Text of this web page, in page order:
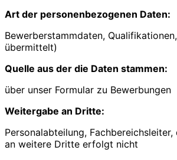
Art der personenbezogenen Daten:
Bewerberstammdaten,
übermittelt)
Quelle aus der die Daten stammen:
über unser Formular zu Bewerbungen
Weitergabe an Dritte:
Personalabteilung, Fachbereichsleiter,
an weitere Dritte erfolgt nicht